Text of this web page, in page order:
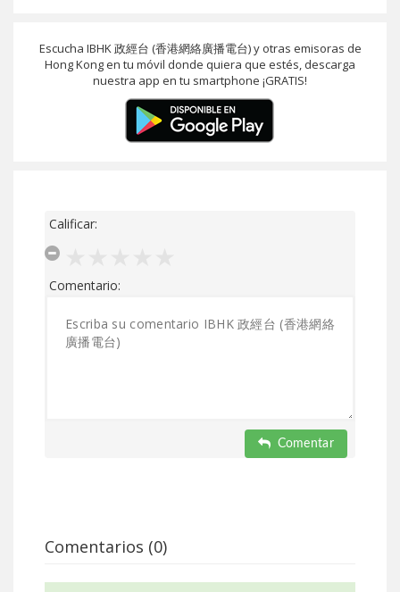
Escucha IBHK 政經台 (香港網絡廣播電台) y otras emisoras de
Hong Kong en tu móvil donde quiera que estés, descarga
nuestra app en tu smartphone ¡GRATIS!
Calificar:
Comentario:
Comentar
Comentarios (0)